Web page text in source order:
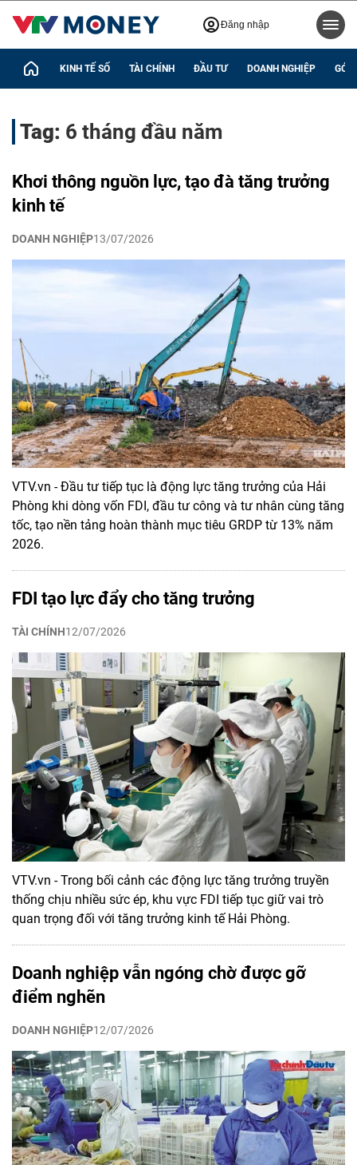
Đăng nhập
KINH TẾ SỐ TÀI CHÍNH ĐẦU TƯ DOANH NGHIỆP GÓC
Tag: 6 tháng đầu năm
Khơi thông nguồn lực, tạo đà tăng trưởng
kinh tế
DOANH NGHIỆP13/07/2026
VTV.vn - Đầu tư tiếp tục là động lực tăng trưởng của Hải
Phòng khi dòng vốn FDI, đầu tư công và tư nhân cùng tăng
tốc, tạo nền tảng hoàn thành mục tiêu GRDP từ 13% năm
2026.
FDI tạo lực đẩy cho tăng trưởng
TÀI CHÍNH12/07/2026
VTV.vn - Trong bối cảnh các động lực tăng trưởng truyền
thống chịu nhiều sức ép, khu vực FDI tiếp tục giữ vai trò
quan trọng đối với tăng trưởng kinh tế Hải Phòng.
Doanh nghiệp vẫn ngóng chờ được gỡ
điểm nghẽn
DOANH NGHIỆP12/07/2026